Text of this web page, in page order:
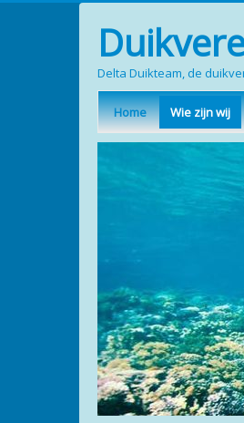
Delta Duikteam, de
Home Wie zijn wij